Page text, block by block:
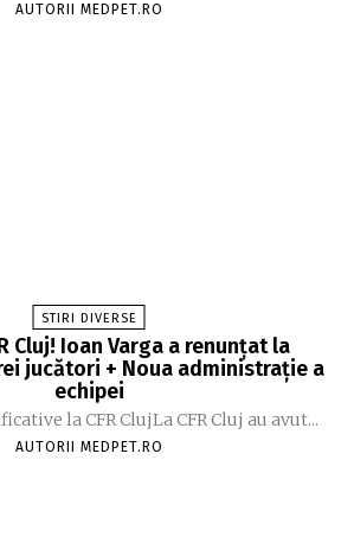
AUTORII MEDPET.RO
STIRI DIVERSE
Cluj! Ioan Varga a renunțat la
jucători + Noua administrație a
echipei
la CFR ClujLa CFR Cluj au avut...
AUTORII MEDPET.RO